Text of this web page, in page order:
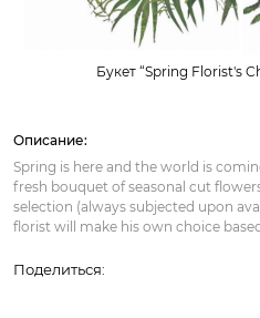
Букет “Spring Florist's
Описание:
Spring is here and the world is
fresh bouquet of seasonal cut
selection (always subjected upon
florist will make his own choice
Поделиться: